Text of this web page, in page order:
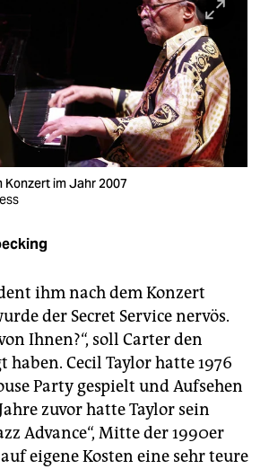
Konzert im Jahr 2007
ihm nach dem Konzert
der Secret Service nervös.
Ihnen?“, soll Carter den
haben. Cecil Taylor hatte 1976
Party gespielt und Aufsehen
zuvor hatte Taylor sein
Advance“, Mitte der 1990er
eigene Kosten eine sehr teure